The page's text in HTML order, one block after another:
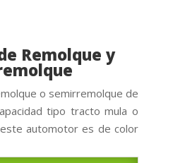
Remolque y
o semirremolque de
tipo tracto mula o
automotor es de color